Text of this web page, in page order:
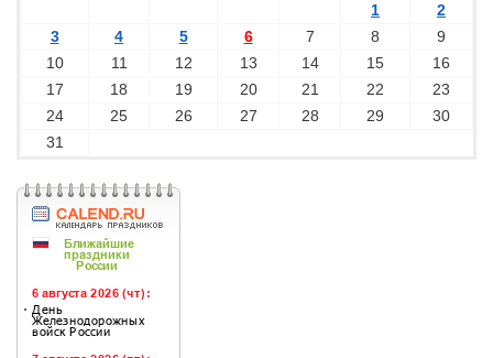
1
2
3
4 5 6 7 8
9
10
11 12 13 14 15
16
17
18 19 20 21 22
23
24
25 26 27 28 29
30
31